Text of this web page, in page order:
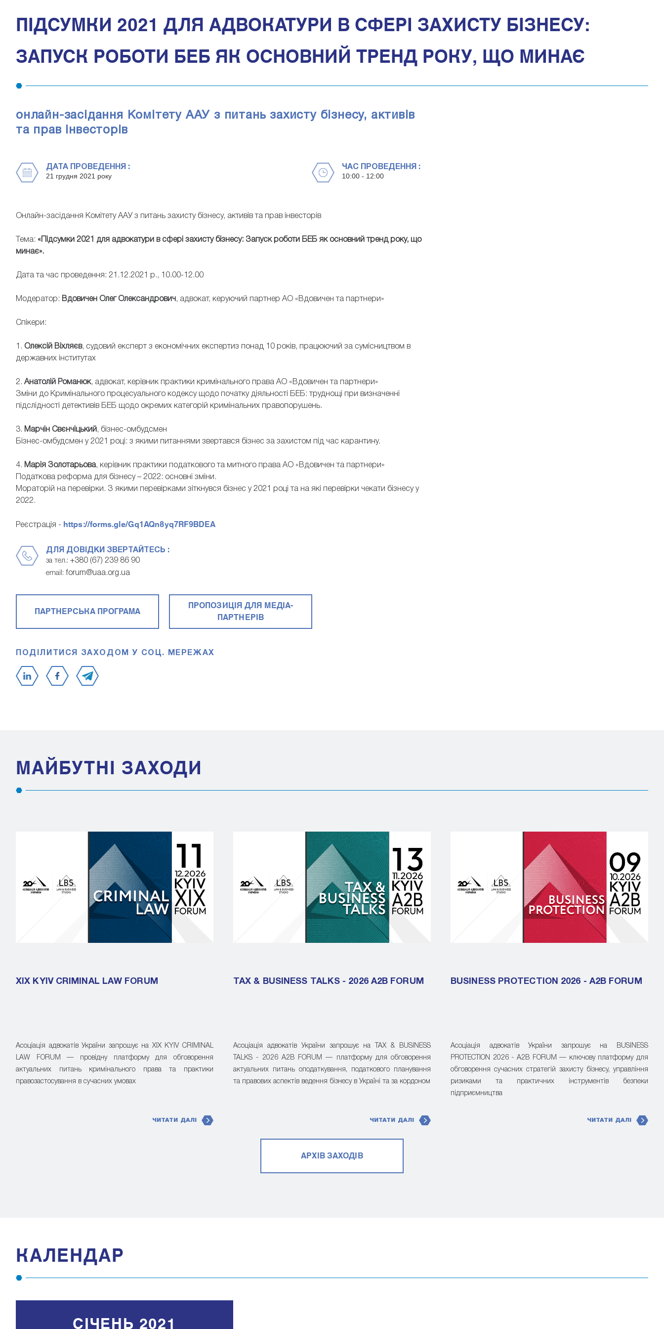
ПІДСУМКИ 2021 ДЛЯ АДВОКАТУРИ В СФЕРІ ЗАХИСТУ БІЗНЕСУ:
ЗАПУСК РОБОТИ БЕБ ЯК ОСНОВНИЙ ТРЕНД РОКУ, ЩО МИНАЄ
онлайн-засідання Комітету ААУ з питань захисту бізнесу, активів
та прав інвесторів
ДАТА ПРОВЕДЕННЯ :
21 грудня 2021 року
ЧАС ПРОВЕДЕННЯ :
10:00 - 12:00
Онлайн-засідання Комітету ААУ з питань захисту бізнесу, активів та прав інвесторів
Тема: «Підсумки 2021 для адвокатури в сфері захисту бізнесу: Запуск роботи БЕБ як основний тренд року, що
минає».
Дата та час проведення: 21.12.2021 р., 10.00-12.00
Модератор: Вдовичен Олег Олександрович , адвокат, керуючий партнер АО «Вдовичен та партнери»
Спікери:
1. Олексій Віхляєв, судовий експерт з економічних експертиз понад 10 років, працюючий за сумісництвом в
державних інститутах
2. Анатолій Романюк, адвокат, керівник практики кримінального права АО «Вдовичен та партнери»
Зміни до Кримінального процесуального кодексу щодо початку діяльності БЕБ: труднощі при визначенні
підслідності детективів БЕБ щодо окремих категорій кримінальних правопорушень.
3. Марчін Свєнчіцький , бізнес-омбудсмен
Бізнес-омбудсмен у 2021 році: з якими питаннями звертався бізнес за захистом під час карантину.
4. Марія Золотарьова, керівник практики податкового та митного права АО «Вдовичен та партнери»
Податкова реформа для бізнесу – 2022: основні зміни.
Мораторій на перевірки. З якими перевірками зіткнувся бізнес у 2021 році та на які перевірки чекати бізнесу у
2022.
Реєстрація - https://forms.gle/Gq1AQn8yq7RF9BDEA
ДЛЯ ДОВІДКИ ЗВЕРТАЙТЕСЬ :
за тел.: +380 (67) 239 86 90
email: forum@uaa.org.ua
ПАРТНЕРСЬКА ПРОГРАМА
ПРОПОЗИЦІЯ ДЛЯ МЕДІА-
ПАРТНЕРІВ
ПОДІЛИТИСЯ ЗАХОДОМ У СОЦ. МЕРЕЖАХ
МАЙБУТНІ ЗАХОДИ
XIX KYIV CRIMINAL LAW FORUM
Асоціація адвокатів України запрошує на XIX KYIV CRIMINAL
LAW FORUM — провідну платформу для обговорення
актуальних питань кримінального права та практики
правозастосування в сучасних умовах
ЧИТАТИ ДАЛІ
TAX & BUSINESS TALKS - 2026 A2B FORUM
Асоціація адвокатів України запрошує на TAX & BUSINESS
TALKS - 2026 A2B FORUM — платформу для обговорення
актуальних питань оподаткування, податкового планування
та правових аспектів ведення бізнесу в Україні та за кордоном
ЧИТАТИ ДАЛІ
BUSINESS PROTECTION 2026 - A2B FORUM
Асоціація адвокатів України запрошує на BUSINESS
PROTECTION 2026 - A2B FORUM — ключову платформу для
обговорення сучасних стратегій захисту бізнесу, управління
ризиками та практичних інструментів безпеки
підприємництва
ЧИТАТИ ДАЛІ
АРХІВ ЗАХОДІВ
КАЛЕНДАР